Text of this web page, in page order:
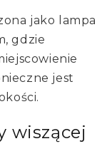
jako lampa
gdzie
jest
wiszącej